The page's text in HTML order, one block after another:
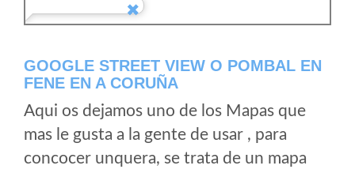
GOOGLE STREET VIEW O POMBAL EN
FENE EN A CORUÑA
Aqui os dejamos uno de los Mapas que
mas le gusta a la gente de usar , para
concocer unquera, se trata de un mapa